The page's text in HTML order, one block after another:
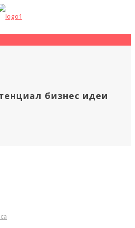
бизнес идеи